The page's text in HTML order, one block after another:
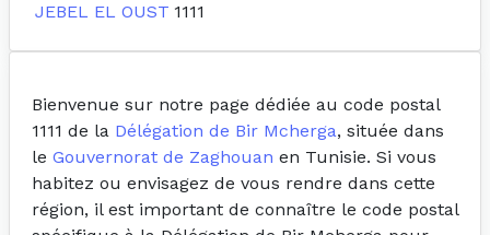
JEBEL EL OUST 1111
Bienvenue sur notre page dédiée au code postal
1111 de la Délégation de Bir Mcherga, située dans
le Gouvernorat de Zaghouan en Tunisie. Si vous
habitez ou envisagez de vous rendre dans cette
région, il est important de connaître le code postal